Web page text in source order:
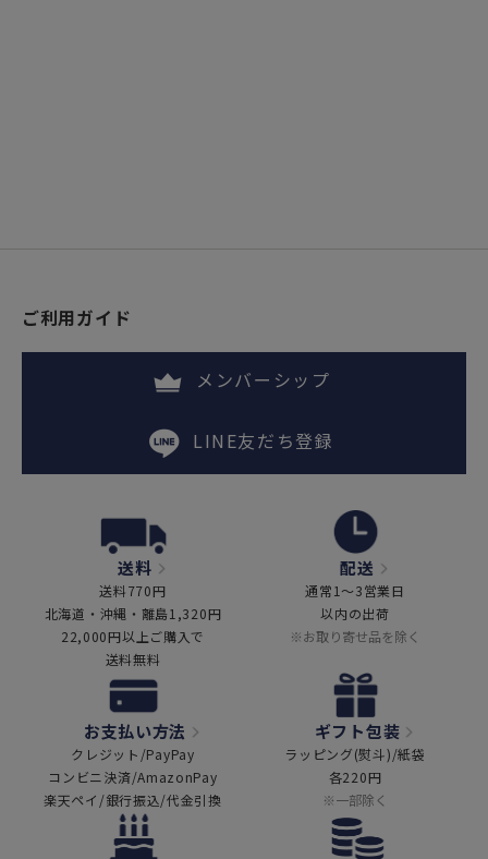
ご利用ガイド
メンバーシップ
LINE友だち登録
送料
送料770円
北海道・沖縄・離島1,320円
22,000円以上ご購入で
送料無料
配送
通常1～3営業日
以内の出荷
※お取り寄せ品を除く
お支払い方法
クレジット/PayPay
コンビニ決済/AmazonPay
楽天ペイ/銀行振込/代金引換
ギフト包装
ラッピング(熨斗)/紙袋
各220円
※一部除く